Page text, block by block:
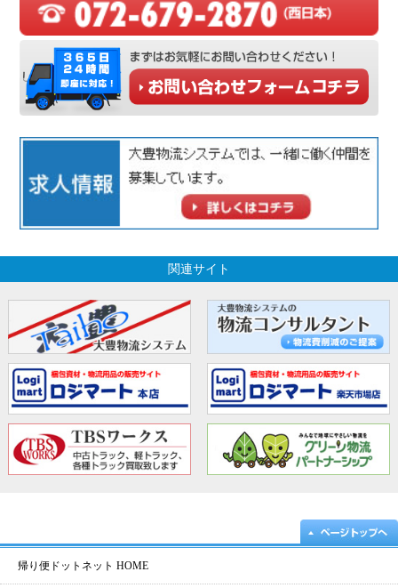
関連サイト
帰り便ドットネット HOME